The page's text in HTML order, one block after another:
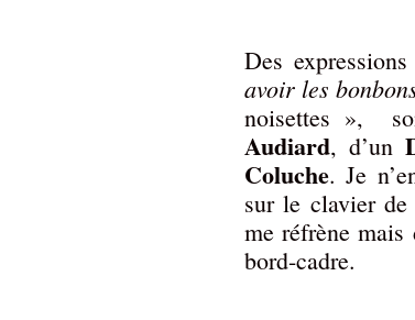
Des
avoir les
noisettes »,
Audiard, d’un
Coluche. Je
sur le clavier de
me réfrène
bord-cadre.